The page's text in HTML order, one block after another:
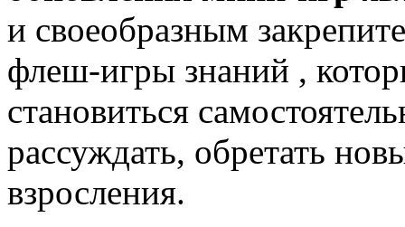
и своеобразным
флеш-игры знаний ,
становиться
рассуждать, обретать
взросления.